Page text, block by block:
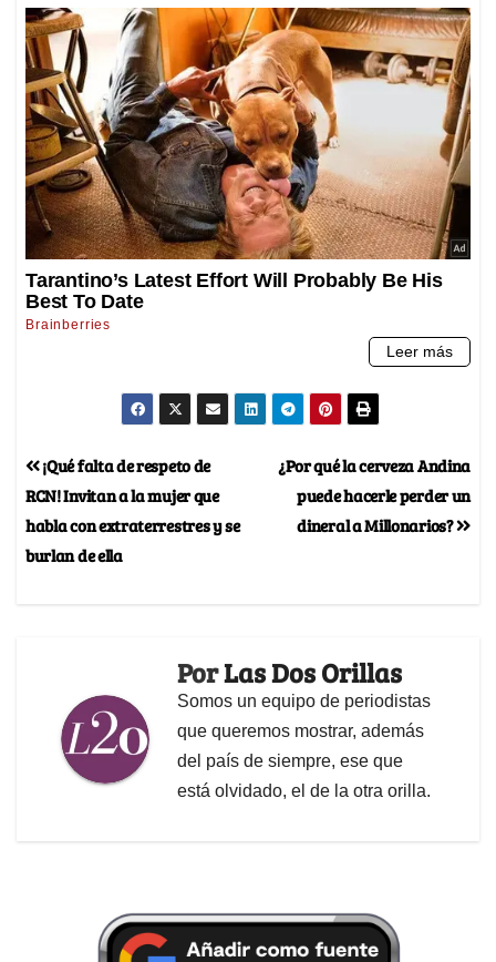
¿Por qué la cerveza Andina
puede hacerle perder un
dineral a Millonarios?
¡Qué falta de respeto de
RCN! Invitan a la mujer que
habla con extraterrestres y se
burlan de ella
PorLas Dos Orillas
Somos un equipo de periodistas
que queremos mostrar, además
del país de siempre, ese que
está olvidado, el de la otra orilla.